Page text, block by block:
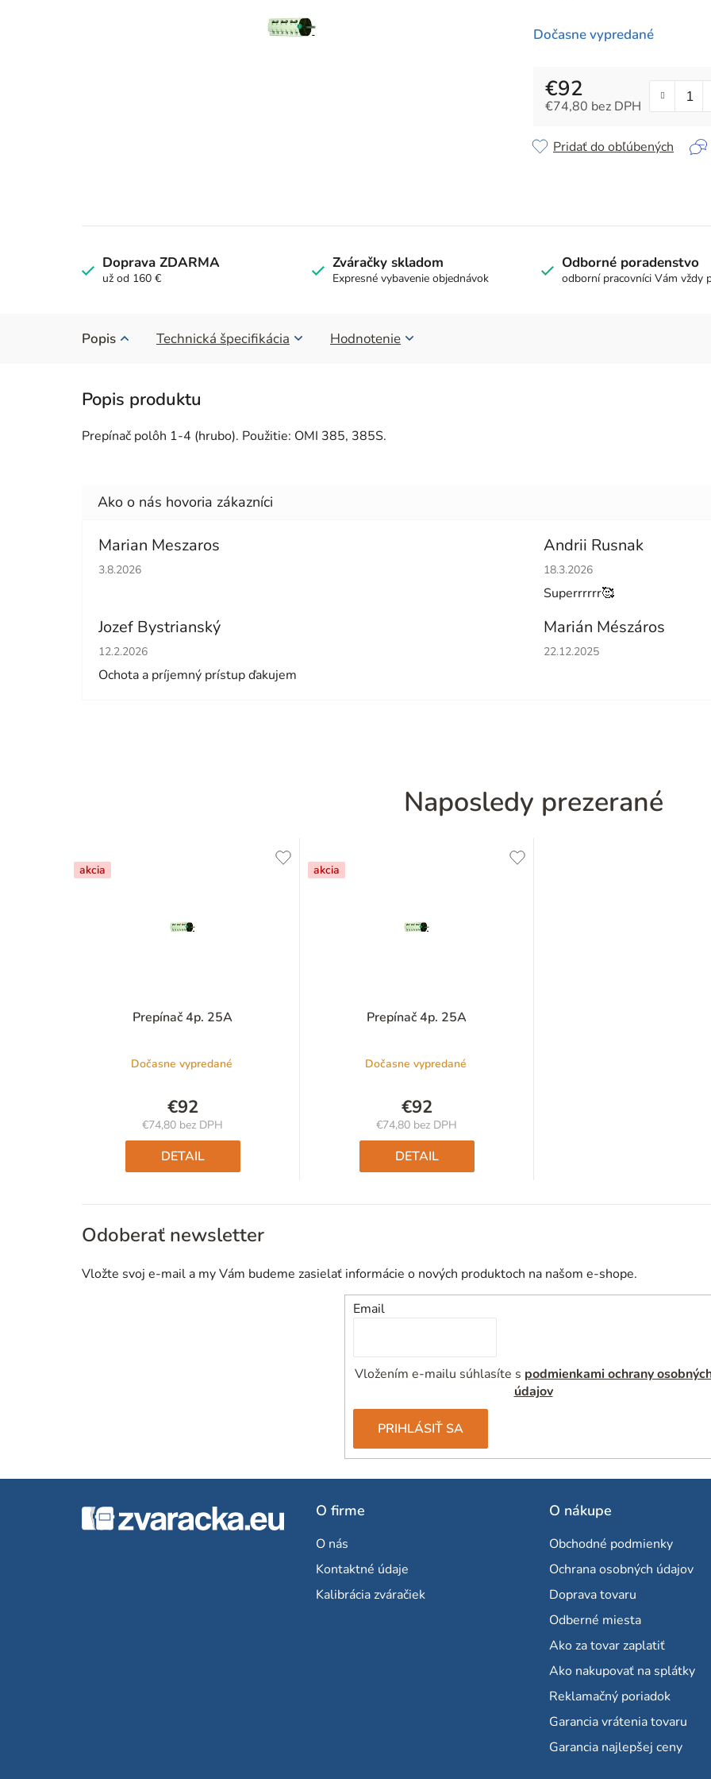
hviezdičiek.
Dočasne vypredané
€92
€74,80 bez DPH
Pridať do obľúbených
Doprava ZDARMA
už od 160 €
Zváračky skladom
Expresné vybavenie objednávok
Odborné poradenstvo
odborní pracovníci Vám vždy
Popis Technická špecifikácia Hodnotenie
Prepínač polôh 1-4 (hrubo). Použitie: OMI 385, 385S.
Marian Meszaros
Hodnotenie obchodu je 5 z 5 hviezdičiek.
3.8.2026
Andrii Rusnak
Hodnotenie obchodu je 5 z 5
18.3.2026
Superrrrrr🥰
Jozef Bystrianský
Hodnotenie obchodu je 5 z 5 hviezdičiek.
12.2.2026
Ochota a príjemný prístup ďakujem
Marián Mészáros
Hodnotenie obchodu je 5 z 5
22.12.2025
Naposledy prezerané
akcia
Prepínač 4p. 25A
Dočasne vypredané
€92
€74,80 bez DPH
Jednotková
cena:
DETAIL
akcia
Prepínač 4p. 25A
Dočasne vypredané
€92
€74,80 bez DPH
Jednotková
cena:
DETAIL
Odoberať newsletter
Vložte svoj e-mail a my Vám budeme zasielať informácie o nových produktoch na našom e-shope.
Email
Vložením e-mailu súhlasíte s podmienkami ochrany
údajov
PRIHLÁSIŤ SA
O firme
O nás
Kontaktné údaje
Kalibrácia zváračiek
O nákupe
Obchodné podmienky
Ochrana osobných údajov
Doprava tovaru
Odberné miesta
Ako za tovar zaplatiť
Ako nakupovať na splátky
Reklamačný poriadok
Garancia vrátenia tovaru
Garancia najlepšej ceny